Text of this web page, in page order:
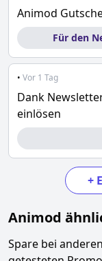
Animod
Für den
• Vor 1 Tag
Dank
einlösen
+
Animod
Spare bei